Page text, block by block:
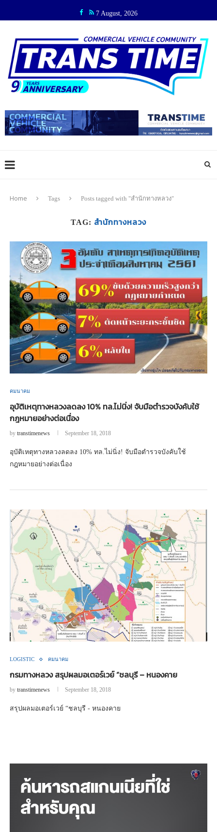
7 August, 2026
Home Tags Posts tagged with "สำนักทางหลวง"
TAG: สำนักทางหลวง
คมนาคม
อุบัติเหตุทางหลวงลดลง 10% ทล.ไม่นิ่ง! จับมือตำรวจบังคับใช้
กฎหมายอย่างต่อเนื่อง
by transtimenews September 18, 2018
อุบัติเหตุทางหลวงลดลง 10% ทล.ไม่นิ่ง! จับมือตำรวจบังคับใช้
กฎหมายอย่างต่อเนื่อง
LOGISTIC คมนาคม
กรมทางหลวง สรุปผลมอเตอร์เวย์ “ชลบุรี – หนองคาย
by transtimenews September 18, 2018
สรุปผลมอเตอร์เวย์ “ชลบุรี - หนองคาย